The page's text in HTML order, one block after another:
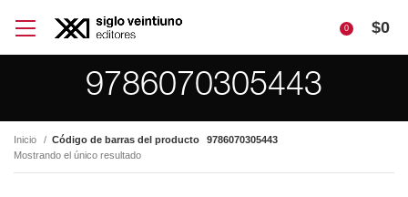
0 $0
9786070305443
Inicio Código de barras del producto
9786070305443
Mostrando el único resultado